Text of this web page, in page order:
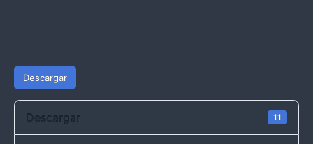
Descargar
Descargar 11